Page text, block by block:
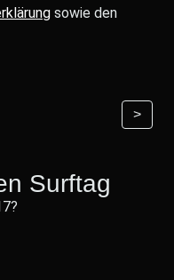
sowie den
>
Surftag